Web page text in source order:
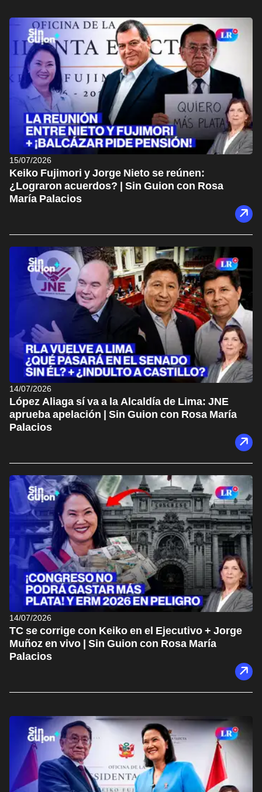
15/07/2026
Keiko Fujimori y Jorge Nieto se reúnen:
¿Lograron acuerdos? | Sin Guion con Rosa
María Palacios
14/07/2026
López Aliaga sí va a la Alcaldía de Lima: JNE
aprueba apelación | Sin Guion con Rosa María
Palacios
14/07/2026
TC se corrige con Keiko en el Ejecutivo + Jorge
Muñoz en vivo | Sin Guion con Rosa María
Palacios